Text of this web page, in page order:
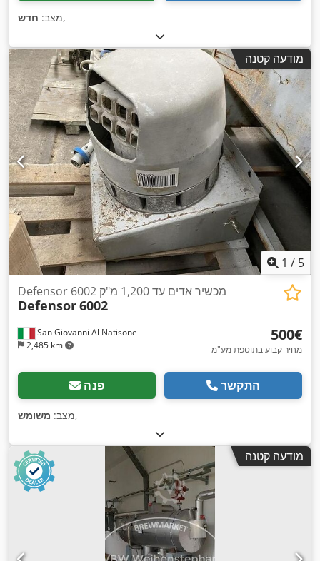
מצב: חדש ,
מודעה קטנה
1 / 5
San Giovanni Al Natisone
2,485 km
Defensor 6002 מכשיר אדים עד 1,200 מ"ק
Defensor6002
‏500 ‏€
מחיר קבוע בתוספת מע"מ
פנה התקשר
מצב: משומש ,
מודעה קטנה